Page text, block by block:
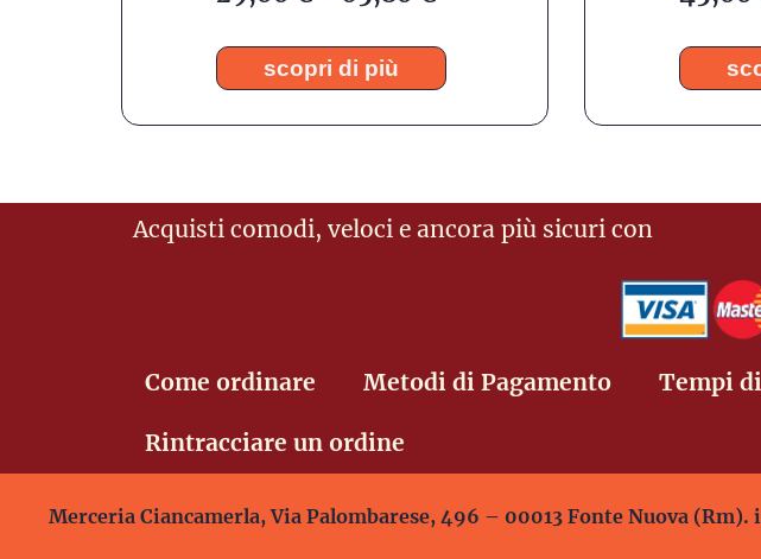
scopri di più
Acquisti comodi, veloci e ancora più sicuri con
Come ordinare Metodi di Pagamento Tempi
Rintracciare un ordine
Merceria Ciancamerla, Via Palombarese, 496 – 00013 Fonte Nuova